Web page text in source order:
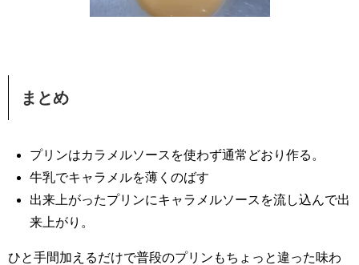
まとめ
プリンはカラメルソースを使わず通常どおり作る。
牛乳でキャラメルを薄くのばす
出来上がったプリンにキャラメルソースを流し込んで出
来上がり。
ひと手間加えるだけで普段のプリンもちょっと違った味わ